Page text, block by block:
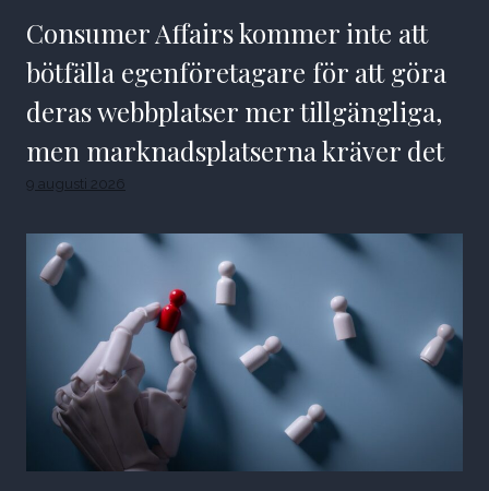
Consumer Affairs kommer inte att
bötfälla egenföretagare för att göra
deras webbplatser mer tillgängliga,
men marknadsplatserna kräver det
9 augusti 2026